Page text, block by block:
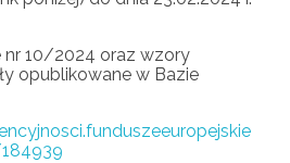
10/2024 oraz wzory
opublikowane w Bazie